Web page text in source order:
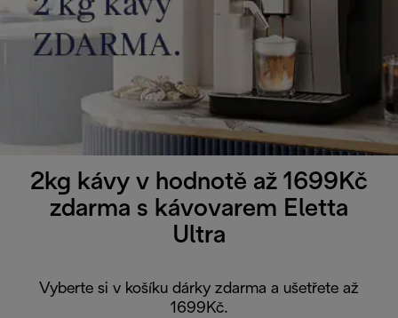
2kg kávy v hodnotě až 1699Kč
zdarma s kávovarem Eletta
Ultra
Vyberte si v košíku dárky zdarma a ušetřete až
1699Kč.